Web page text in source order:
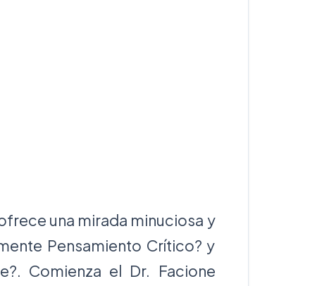
una mirada minuciosa y
Pensamiento Crítico? y
Comienza el Dr. Facione